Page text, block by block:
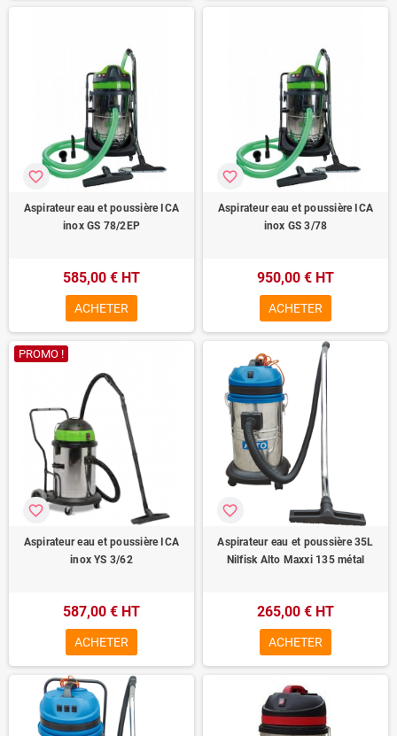
Aspirateur eau et poussière ICA
inox GS 78/2EP
favorite_border
585,00 € HT
ACHETER
Aspirateur eau et poussière ICA
inox GS 3/78
favorite_border
950,00 € HT
ACHETER
PROMO !
Aspirateur eau et poussière ICA
inox YS 3/62
favorite_border
587,00 € HT
ACHETER
Aspirateur eau et poussière 35L
Nilfisk Alto Maxxi 135 métal
favorite_border
265,00 € HT
ACHETER